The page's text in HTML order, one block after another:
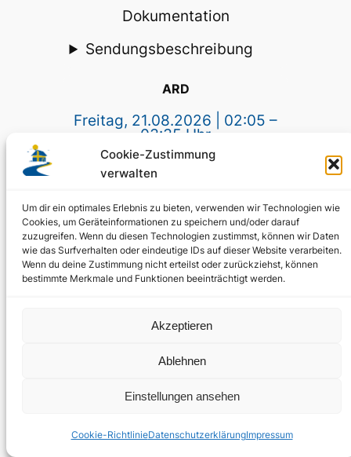
Cookie-Zustimmung
verwalten
Um dir ein optimales Erlebnis zu bieten, verwenden wir Technologien wie
Cookies, um Geräteinformationen zu speichern und/oder darauf
zuzugreifen. Wenn du diesen Technologien zustimmst, können wir Daten
wie das Surfverhalten oder eindeutige IDs auf dieser Website verarbeiten.
Wenn du deine Zustimmung nicht erteilst oder zurückziehst, können
bestimmte Merkmale und Funktionen beeinträchtigt werden.
Akzeptieren
Ablehnen
Einstellungen ansehen
Cookie-RichtlinieDatenschutzerklärungImpressum
Dokumentation
Sendungsbeschreibung
ARD
Freitag, 21.08.2026 | 02:05 –
03:35 Uhr
Kommissar
Wallander – Der
Kurier
Krimi, SE 2009 nach Henning
Mankell
Schweden“ regelmäßig (völlig
kostenlos und unverbindlich)
melde Dich gern für unseren =>